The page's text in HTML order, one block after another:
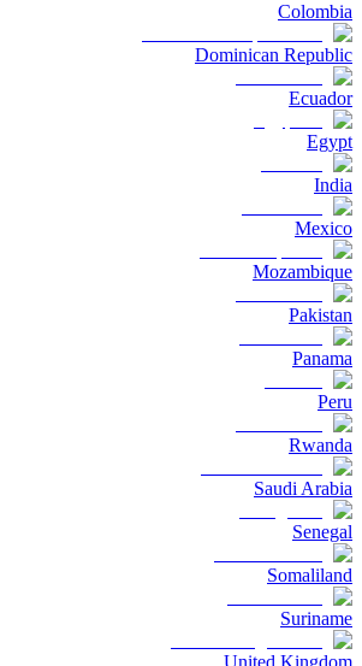
Colombia
Dominican Republic
Ecuador
Egypt
India
Mexico
Mozambique
Pakistan
Panama
Peru
Rwanda
Saudi Arabia
Senegal
Somaliland
Suriname
United Kingdom